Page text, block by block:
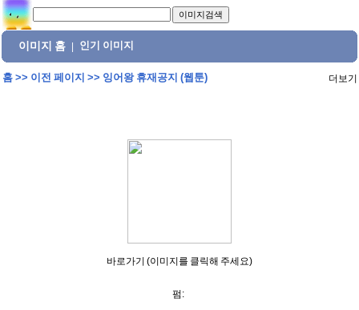
이미지 홈 인기 이미지
홈>> 이전 페이지 >> 잉어왕 휴재공지 (웹툰) 더보기
바로가기 (이미지를 클릭해 주세요)
펌: